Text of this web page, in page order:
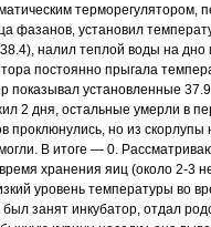
терморегулятором,
фазанов, установил
налил теплой воды на
постоянно прыгала
показывал установленные
2 дня, остальные умерли в
проклюнулись, но из
В итоге — 0.
хранения яиц (около 2-3
уровень температуры во
был занят инкубатор, отдал